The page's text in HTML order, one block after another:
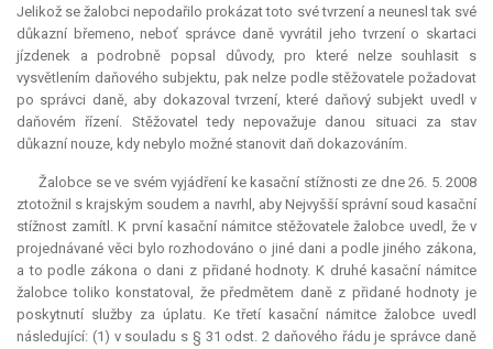
Jelikož se žalobci nepodařilo prokázat toto své tvrzení a neunesl tak své
důkazní břemeno, neboť správce daně vyvrátil jeho tvrzení o skartaci
jízdenek a podrobně popsal důvody, pro které nelze souhlasit s
vysvětlením daňového subjektu, pak nelze podle stěžovatele požadovat
po správci daně, aby dokazoval tvrzení, které daňový subjekt uvedl v
daňovém řízení. Stěžovatel tedy nepovažuje danou situaci za stav
důkazní nouze, kdy nebylo možné stanovit daň dokazováním.
Žalobce se ve svém vyjádření ke kasační stížnosti ze dne 26. 5. 2008
ztotožnil s krajským soudem a navrhl, aby Nejvyšší správní soud kasační
stížnost zamítl. K první kasační námitce stěžovatele žalobce uvedl, že v
projednávané věci bylo rozhodováno o jiné dani a podle jiného zákona,
a to podle zákona o dani z přidané hodnoty. K druhé kasační námitce
žalobce toliko konstatoval, že předmětem daně z přidané hodnoty je
poskytnutí služby za úplatu. Ke třetí kasační námitce žalobce uvedl
následující: (1) v souladu s § 31 odst. 2 daňového řádu je správce daně